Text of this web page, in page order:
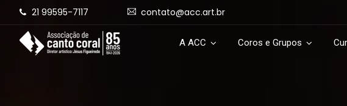
21 99595-7117 contato@acc.art.br
A ACC Coros e Grupos